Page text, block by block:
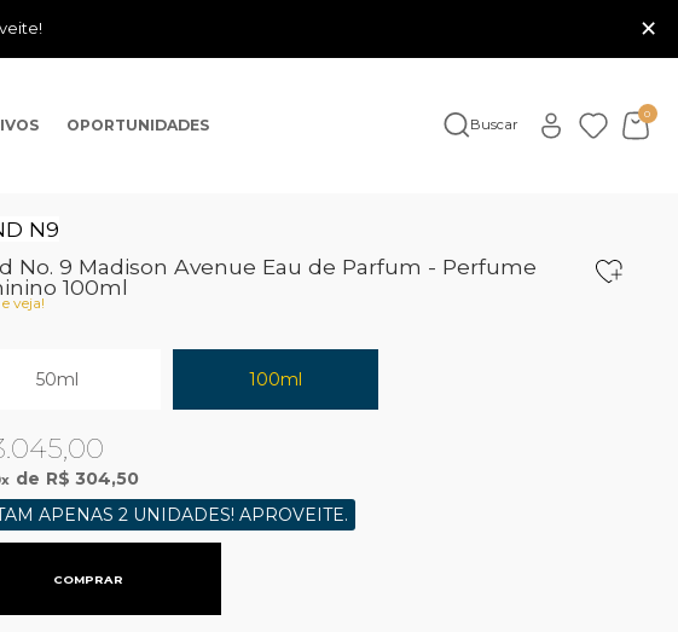
×
OPORTUNIDADES Buscar
0
N9
No. 9 Madison Avenue Eau de Parfum - Perfume
100ml
veja!
50ml 100ml
x
R$ 304,50
APENAS 2 UNIDADES! APROVEITE.
COMPRAR